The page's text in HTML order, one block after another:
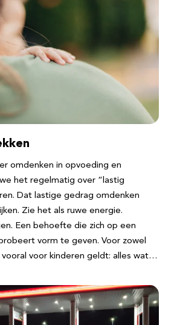
omdenken in opvoeding en
het regelmatig over “lastig
Dat lastige gedrag omdenken
Zie het als ruwe energie.
Een behoefte die zich op een
vorm te geven. Voor zowel
vooral voor kinderen geldt: alles wat…